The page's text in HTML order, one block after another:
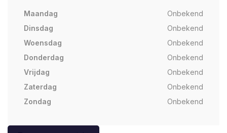
Maandag
Onbekend
Dinsdag
Onbekend
Woensdag
Onbekend
Donderdag
Onbekend
Vrijdag
Onbekend
Zaterdag
Onbekend
Zondag
Onbekend